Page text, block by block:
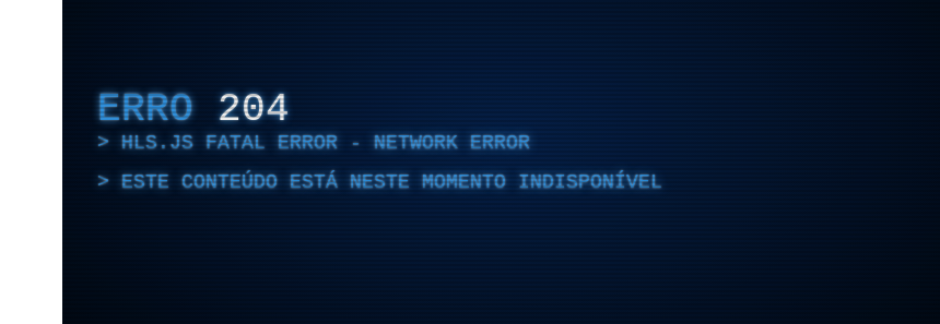
ERRO 204
HLS.JS FATAL ERROR - NETWORK ERROR
ESTE CONTEÚDO ESTÁ NESTE MOMENTO INDISPONÍVEL